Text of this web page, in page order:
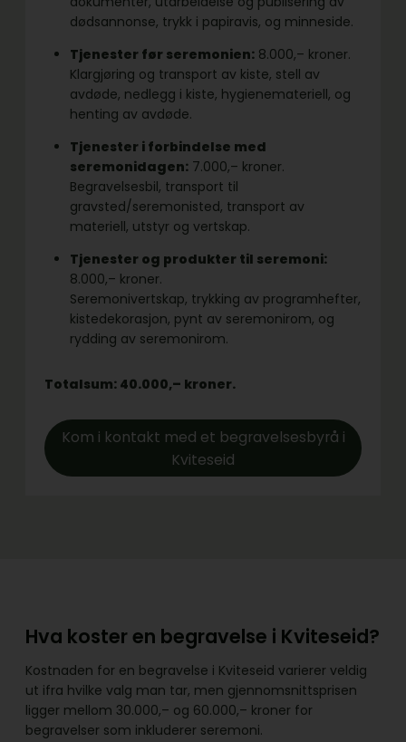
dødsannonse, trykk i papiravis, og minneside.
Tjenester før seremonien: 8.000,– kroner.
Klargjøring og transport av kiste, stell av
avdøde, nedlegg i kiste, hygienemateriell, og
henting av avdøde.
Tjenester i forbindelse med
seremonidagen: 7.000,– kroner.
Begravelsesbil, transport til
gravsted/seremonisted, transport av
materiell, utstyr og vertskap.
Tjenester og produkter til seremoni:
8.000,– kroner.
Seremonivertskap, trykking av programhefter,
kistedekorasjon, pynt av seremonirom, og
rydding av seremonirom.
Totalsum: 40.000,– kroner.
Kom i kontakt med et begravelsesbyrå i
Kviteseid
Hva koster en begravelse i Kviteseid?
Kostnaden for en begravelse i Kviteseid varierer veldig
ut ifra hvilke valg man tar, men gjennomsnittsprisen
ligger mellom 30.000,– og 60.000,– kroner for
begravelser som inkluderer seremoni.